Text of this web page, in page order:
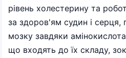
рівень холестерину та
за здоров'ям судин і
мозку завдяки
що входять до їх складу,